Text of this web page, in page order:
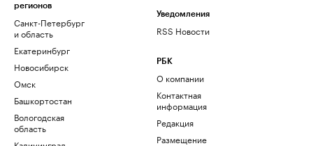
регионов
Санкт-Петербург
и область
Екатеринбург
Новосибирск
Омск
Башкортостан
Вологодская
область
Уведомления
RSS Новости
РБК
О компании
Контактная
информация
Редакция
Размещение